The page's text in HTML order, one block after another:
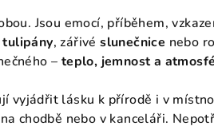
Jsou emocí, příběhem,
tulipány, zářivéslunečnice nebo
– teplo, jemnost a
vyjádřit lásku k přírodě i v
chodbě nebo v kanceláři.